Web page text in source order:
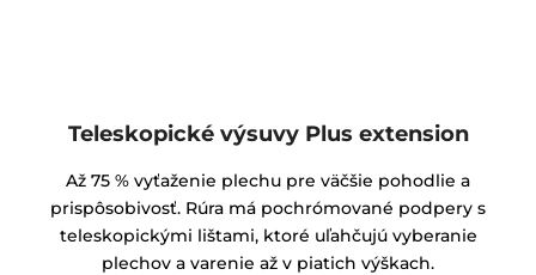
Teleskopické výsuvy Plus extension
Až 75 % vyťaženie plechu pre väčšie pohodlie a
prispôsobivosť. Rúra má pochrómované podpery s
teleskopickými lištami, ktoré uľahčujú vyberanie
plechov a varenie až v piatich výškach.